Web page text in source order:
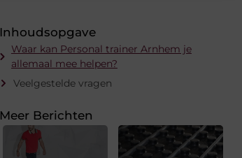
Inhoudsopgave
Waar kan Personal trainer Arnhem je
allemaal mee helpen?
Veelgestelde vragen
Meer Berichten